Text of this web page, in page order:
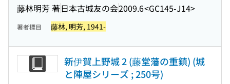
藤林明芳 著日本古城友の会2009.6<GC145-J14>
著者標目 藤林, 明芳, 1941-
新伊賀上野城 2 (藤堂藩の重鎮) (城
と陣屋シリーズ ; 250号)